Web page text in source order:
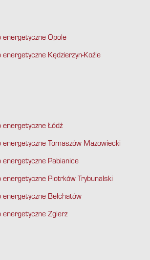
Opole
Kędzierzyn-Koźle
Łódź
Tomaszów Mazowiecki
Pabianice
Piotrków Trybunalski
Bełchatów
Zgierz